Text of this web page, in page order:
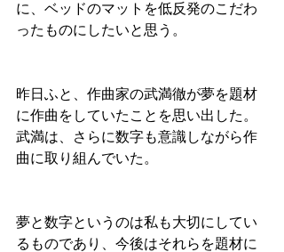
に、ベッドのマットを低反発のこだわ
ったものにしたいと思う。
昨日ふと、作曲家の武満徹が夢を題材
に作曲をしていたことを思い出した。
武満は、さらに数字も意識しながら作
曲に取り組んでいた。
夢と数字というのは私も大切にしてい
るものであり、今後はそれらを題材に